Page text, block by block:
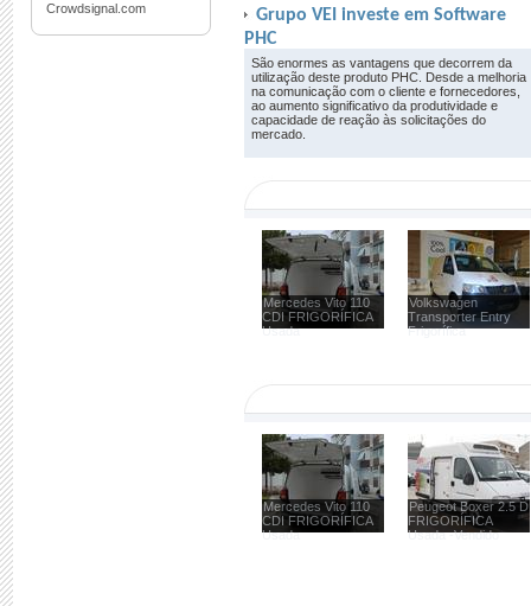
Crowdsignal.com
Grupo VEI investe em Software
PHC
São enormes as vantagens que decorrem da
utilização deste produto PHC. Desde a melhoria
na comunicação com o cliente e fornecedores,
ao aumento significativo da produtividade e
capacidade de reação às solicitações do
mercado.
Mercedes Vito 110
CDI FRIGORÍFICA
Usada
Volkswagen
Transporter Entry
Frigorífica
Mercedes Vito 110
CDI FRIGORÍFICA
Usada
Peugeot Boxer 2.5 D
FRIGORÍFICA
Usada -Vendido